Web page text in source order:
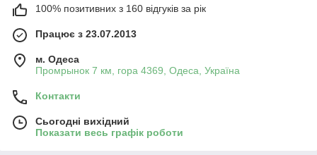
100% позитивних з 160 відгуків за рік
Працює з 23.07.2013
м. Одеса
Промрынок 7 км, гора 4369, Одеса, Україна
Контакти
Сьогодні вихідний
Показати весь графік роботи